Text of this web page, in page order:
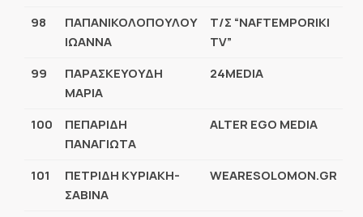
98
ΠΑΠΑΝΙΚΟΛΟΠΟΥΛΟΥ
ΙΩΑΝΝΑ
Τ/Σ “NAFTEMPORIKI
TV”
99
ΠΑΡΑΣΚΕΥΟΥΔΗ
ΜΑΡΙΑ
24MEDIA
100
ΠΕΠΑΡΙΔΗ
ΠΑΝΑΓΙΩΤΑ
ALTER EGO MEDIA
101
ΠΕΤΡΙΔΗ ΚΥΡΙΑΚΗ-
ΣΑΒΙΝΑ
WEARESOLOMON.GR